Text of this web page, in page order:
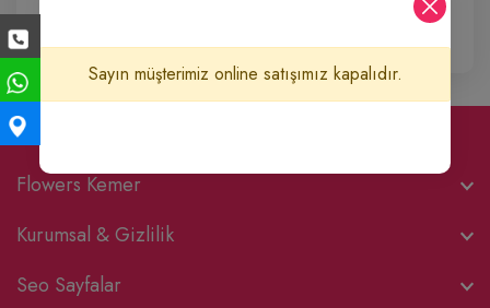
Flowers Kemer
Kurumsal & Gizlilik
Seo Sayfalar
Sayın müşterimiz online satışımız kapalıdır.